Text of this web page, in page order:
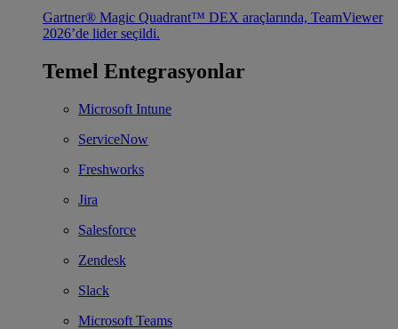
Gartner® Magic Quadrant™ DEX araçlarında, TeamViewer
2026’de lider seçildi.
Temel Entegrasyonlar
Microsoft Intune
ServiceNow
Freshworks
Jira
Salesforce
Zendesk
Slack
Microsoft Teams